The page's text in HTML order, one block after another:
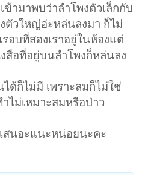
ข้ามาพบว่าลำโพงตัวเล็กกับ
ตัวใหญ่อ่ะหล่นลงมา ก็ไม่
อบที่สองเราอยู่ในห้องแต่
สือที่อยู่บนลำโพงก็หล่นลง
ด้ก็ไม่มี เพราะลมก็ไม่ใช่
ำไม่เหมาะสมหรือป่าว
สนอะแนะหน่อยนะคะ